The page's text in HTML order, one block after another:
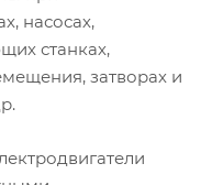
насосах,
станках,
затворах и